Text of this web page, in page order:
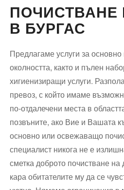
В БУРГАС
Предлагаме услуги за
околността, както и пълен
хигиенизиращи услуги.
превоз, с който имаме
по-отдалечени места в
позвъните, ако Вие и Вашата
основно или освежаващо
специалист никога не е
сметка доброто почистване
кара обитателите му да се